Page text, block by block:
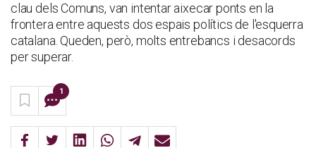
clau dels Comuns, van intentar aixecar ponts en la
frontera entre aquests dos espais polítics de l'esquerra
catalana. Queden, però, molts entrebancs i desacords
per superar.
1